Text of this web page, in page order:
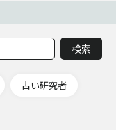
占い研究者